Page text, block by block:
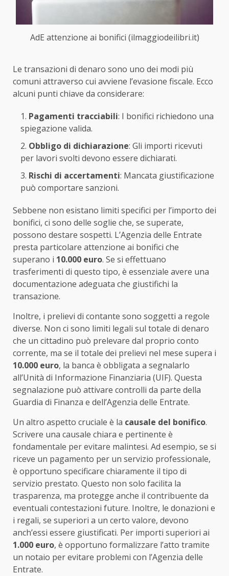
AdE attenzione ai bonifici (ilmaggiodeilibri.it)
Le transazioni di denaro sono uno dei modi più
comuni attraverso cui avviene l’evasione fiscale. Ecco
alcuni punti chiave da considerare:
Pagamenti tracciabili: I bonifici richiedono una
spiegazione valida.
Obbligo di dichiarazione: Gli importi ricevuti
per lavori svolti devono essere dichiarati.
Rischi di accertamenti: Mancata giustificazione
può comportare sanzioni.
Sebbene non esistano limiti specifici per l’importo dei
bonifici, ci sono delle soglie che, se superate,
possono destare sospetti. L’Agenzia delle Entrate
presta particolare attenzione ai bonifici che
superano i 10.000 euro. Se si effettuano
trasferimenti di questo tipo, è essenziale avere una
documentazione adeguata che giustifichi la
transazione.
Inoltre, i prelievi di contante sono soggetti a regole
diverse. Non ci sono limiti legali sul totale di denaro
che un cittadino può prelevare dal proprio conto
corrente, ma se il totale dei prelievi nel mese supera i
10.000 euro, la banca è obbligata a segnalarlo
all’Unità di Informazione Finanziaria (UIF). Questa
segnalazione può attivare controlli da parte della
Guardia di Finanza e dell’Agenzia delle Entrate.
Un altro aspetto cruciale è la causale del bonifico.
Scrivere una causale chiara e pertinente è
fondamentale per evitare malintesi. Ad esempio, se si
riceve un pagamento per un servizio professionale,
è opportuno specificare chiaramente il tipo di
servizio prestato. Questo non solo facilita la
trasparenza, ma protegge anche il contribuente da
eventuali contestazioni future. Inoltre, le donazioni e
i regali, se superiori a un certo valore, devono
anch’essi essere giustificati. Per importi superiori ai
1.000 euro, è opportuno formalizzare l’atto tramite
un notaio per evitare problemi con l’Agenzia delle
Entrate.